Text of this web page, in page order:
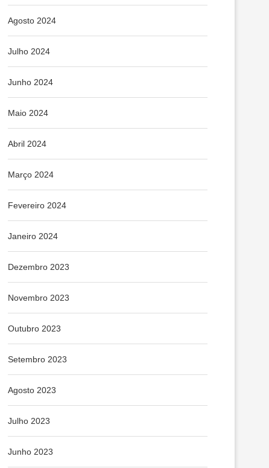
Agosto 2024
Julho 2024
Junho 2024
Maio 2024
Abril 2024
Março 2024
Fevereiro 2024
Janeiro 2024
Dezembro 2023
Novembro 2023
Outubro 2023
Setembro 2023
Agosto 2023
Julho 2023
Junho 2023